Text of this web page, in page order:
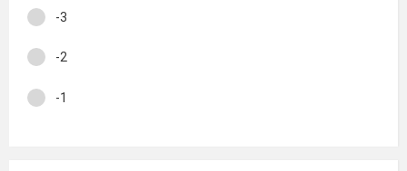
-3
-2
-1